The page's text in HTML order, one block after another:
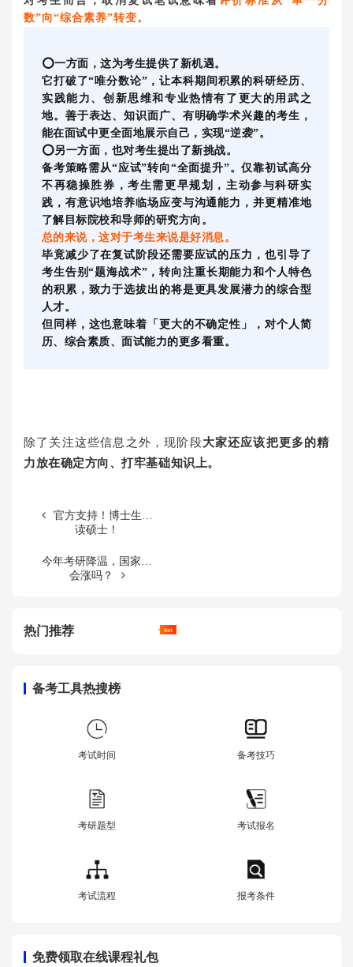
数”向“综合素养”转变。
⭕一方面，这为考生提供了新机遇。
它打破了“唯分数论”，让本科期间积累的科研经历、
实践能力、创新思维和专业热情有了更大的用武之
地。善于表达、知识面广、有明确学术兴趣的考生，
能在面试中更全面地展示自己，实现“逆袭”。
⭕另一方面，也对考生提出了新挑战。
备考策略需从“应试”转向“全面提升”。仅靠初试高分
不再稳操胜券，考生需更早规划，主动参与科研实
践，有意识地培养临场应变与沟通能力，并更精准地
了解目标院校和导师的研究方向。
总的来说，这对于考生来说是好消息。
毕竟减少了在复试阶段还需要应试的压力，也引导了
考生告别“题海战术”，转向注重长期能力和个人特色
的积累，致力于选拔出的将是更具发展潜力的综合型
人才。
但同样，这也意味着「更大的不确定性」，对个人简
历、综合素质、面试能力的更多看重。
除了关注这些信息之外，现阶段大家还应该把更多的精
力放在确定方向、打牢基础知识上。
官方支持！博士生攻
读硕士！
今年考研降温，国家线
会涨吗？
热门推荐
备考工具热搜榜
考试时间 备考技巧
考研题型 考试报名
考试流程 报考条件
免费领取在线课程礼包